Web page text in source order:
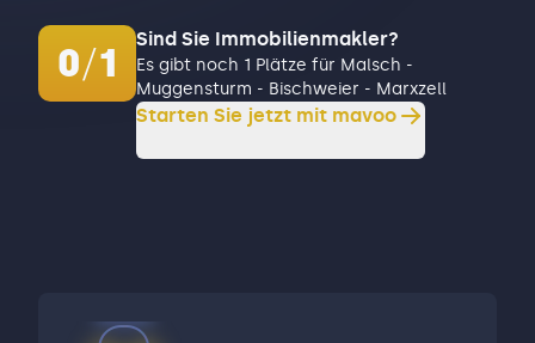
0/1
Sind Sie Immobilienmakler?
Es gibt noch 1 Plätze für Malsch -
Muggensturm - Bischweier - Marxzell
Starten Sie jetzt mit mavoo